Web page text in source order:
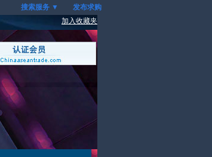
搜索服务 ▼
发布求购
加入收藏夹